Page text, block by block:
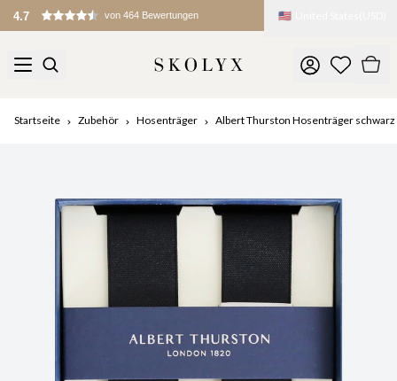
Zölle und Gebühren werden bei der Einfuhr erhoben 🇺🇸
Startseite Zubehör Hosenträger Albert Thurston Hosenträger schwarz